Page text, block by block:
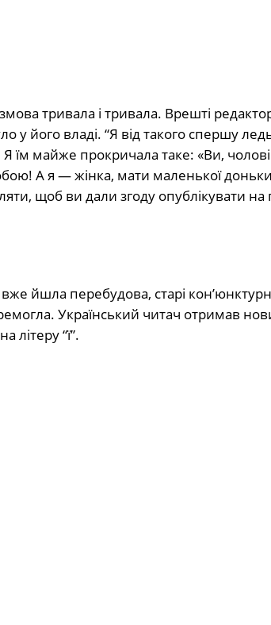
тривала і тривала. Врешті
у його владі. “Я від такого спершу
їм майже прокричала таке: «Ви,
А я — жінка, мати маленької
щоб ви дали згоду опублікувати на
йшла перебудова, старі
Український читач отримав
літеру “ї”.